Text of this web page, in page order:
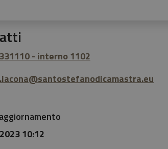
- interno 1102
10:12